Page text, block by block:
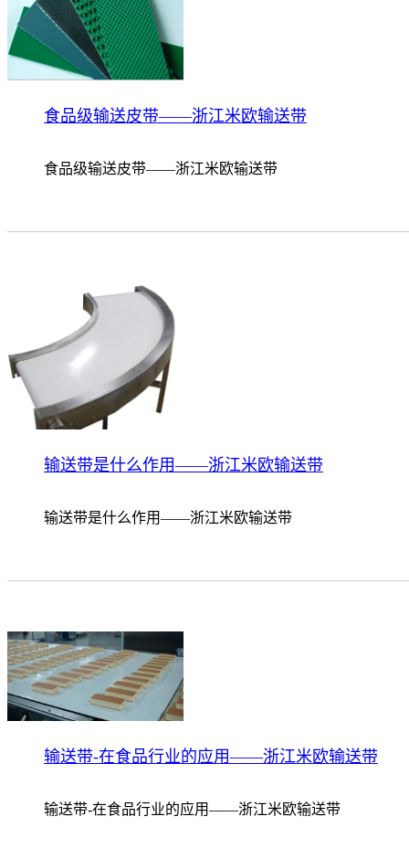
食品级输送皮带——浙江米欧输送带
食品级输送皮带——浙江米欧输送带
输送带是什么作用——浙江米欧输送带
输送带是什么作用——浙江米欧输送带
输送带-在食品行业的应用——浙江米欧输送带
输送带-在食品行业的应用——浙江米欧输送带